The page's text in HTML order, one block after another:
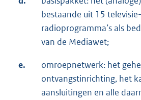
bestaande uit 15
radioprogramma’s als
van de Mediawet;
e.
omroepnetwerk: het
ontvangstinrichting, het
aansluitingen en alle